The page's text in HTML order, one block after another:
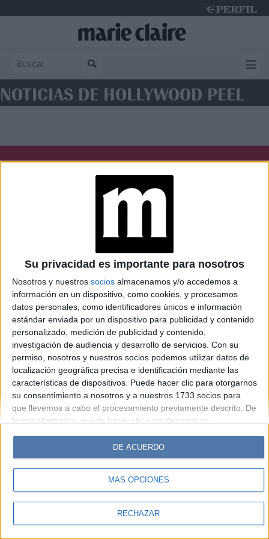
Su privacidad es importante para nosotros
Nosotros y nuestros socios almacenamos y/o accedemos a
información en un dispositivo, como cookies, y procesamos
datos personales, como identificadores únicos e información
estándar enviada por un dispositivo para publicidad y contenido
personalizado, medición de publicidad y contenido,
investigación de audiencia y desarrollo de servicios. Con su
permiso, nosotros y nuestros socios podemos utilizar datos de
localización geográfica precisa e identificación mediante las
características de dispositivos. Puede hacer clic para otorgarnos
su consentimiento a nosotros y a nuestros 1733 socios para
que llevemos a cabo el procesamiento previamente descrito. De
forma alternativa, puede hacer clic para denegar su
cambiar sus preferencias antes de otorgar su consentimiento.
Tenga en cuenta que algún procesamiento de sus datos
personales puede no requerir de su consentimiento, pero usted
tiene el derecho de rechazar tal procesamiento. Sus
sus preferencias o retirar su consentimiento en cualquier
MÁS OPCIONES
RECHAZAR
DE ACUERDO
NOTICIAS DE HOLLYWOOD PEEL
Caras Noticias
Weekend Parabrisas
Look
Luz Mía Lunateen Break BATimes
© Perfil.com 2006-2019 - Todos los derechos reservados
Registro de Propiedad Intelectual: Nro. 5346433